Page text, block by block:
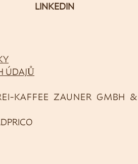
LINKEDIN
KAFFEE ZAUNER GMBH &
ÚDAJŮ